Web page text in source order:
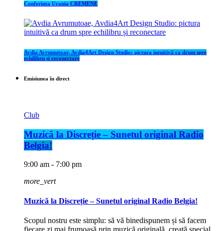
Conferinta Urania CREMENE
Avdia Avrumutoae, Avdia4Art Design Studio: pictura intuitivă ca drum spre
echilibru și reconectare
Emisiunea în direct
Club
Muzică la Discreție – Sunetul original Radio
Belgia!
9:00 am - 7:00 pm
more_vert
Muzică la Discreție – Sunetul original Radio Belgia!
Scopul nostru este simplu: să vă binedispunem și să facem
fiecare zi mai frumoasă prin muzică originală, creată special